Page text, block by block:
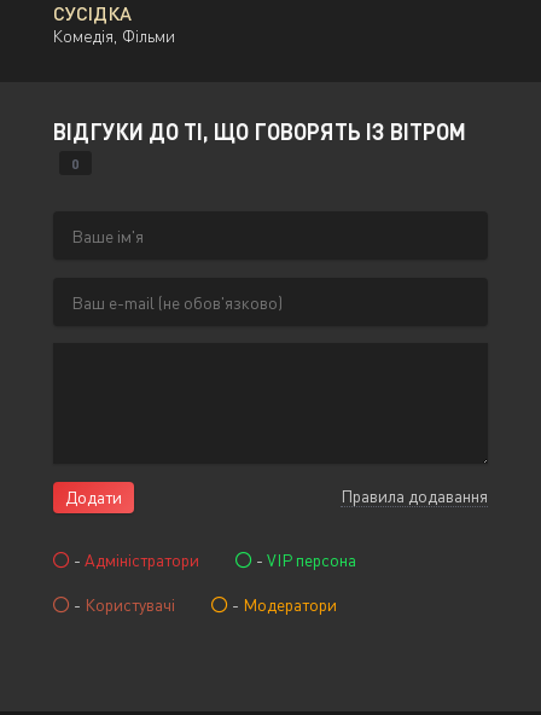
СУСІДКА
Комедія, Фільми
ВІДГУКИ ДО ТІ, ЩО ГОВОРЯТЬ ІЗ ВІТРОМ
0
Додати Правила додавання
- Адміністратори - VIP персона
- Користувачі - Модератори